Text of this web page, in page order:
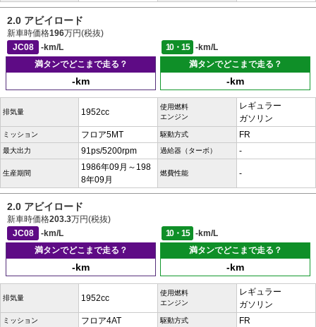
2.0 アビイロード
新車時価格196万円(税抜)
JC08
-km/L 10・15
-km/L
満タンでどこまで走る？
-km
満タンでどこまで走る？
-km
排気量 1952cc
使用燃料
エンジン
レギュラー
ガソリン
ミッション フロア5MT 駆動方式 FR
最大出力 91ps/5200rpm 過給器（ターボ） -
生産期間
1986年09月～198
8年09月
燃費性能 -
2.0 アビイロード
新車時価格203.3万円(税抜)
JC08
-km/L 10・15
-km/L
満タンでどこまで走る？
-km
満タンでどこまで走る？
-km
排気量 1952cc
使用燃料
エンジン
レギュラー
ガソリン
ミッション フロア4AT 駆動方式 FR